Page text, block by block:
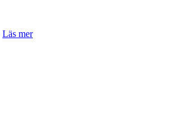
Läs mer